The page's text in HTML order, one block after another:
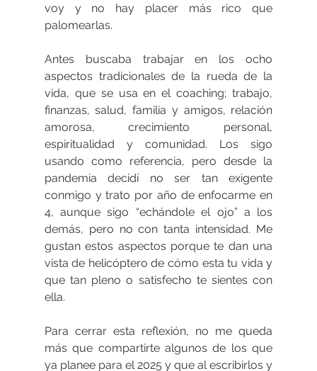
voy y no hay placer más rico que
palomearlas.
Antes buscaba trabajar en los ocho
aspectos tradicionales de la rueda de la
vida, que se usa en el coaching; trabajo,
finanzas, salud, familia y amigos, relación
amorosa, crecimiento personal,
espiritualidad y comunidad. Los sigo
usando como referencia, pero desde la
pandemia decidí no ser tan exigente
conmigo y trato por año de enfocarme en
4, aunque sigo “echándole el ojo” a los
demás, pero no con tanta intensidad. Me
gustan estos aspectos porque te dan una
vista de helicóptero de cómo esta tu vida y
que tan pleno o satisfecho te sientes con
ella.
Para cerrar esta reflexión, no me queda
más que compartirte algunos de los que
ya planee para el 2025 y que al escribirlos y